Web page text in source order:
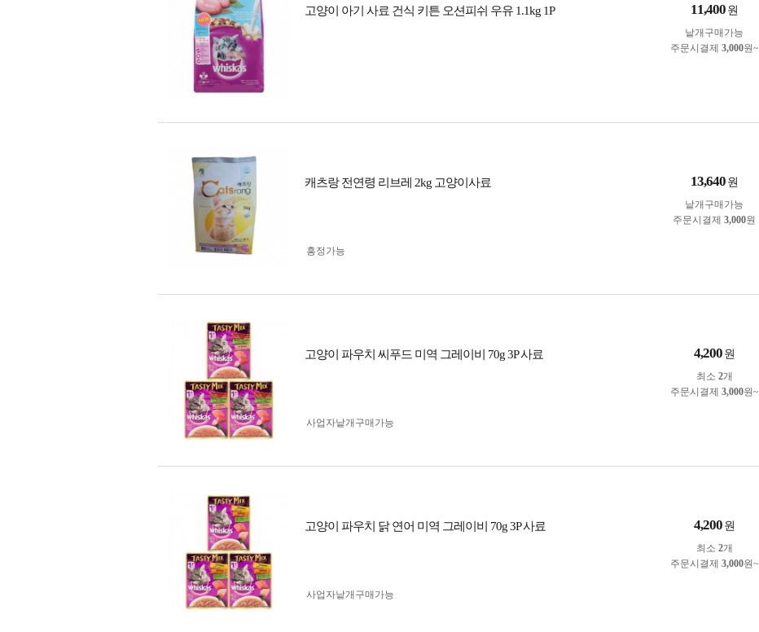
고양이 아기 사료 건식 키튼 오션피쉬 우유 1.1kg 1P 11,400 원
낱개구매가능
주문시결제 3,000원~
캐츠랑 전연령 리브레 2kg 고양이사료 13,640 원
낱개구매가능
주문시결제 3,000원
흥정가능
고양이 파우치 씨푸드 미역 그레이비 70g 3P 사료 4,200 원
최소 2개
주문시결제 3,000원~
사업자 낱개구매가능
고양이 파우치 닭 연어 미역 그레이비 70g 3P 사료 4,200 원
최소 2개
주문시결제 3,000원~
사업자 낱개구매가능